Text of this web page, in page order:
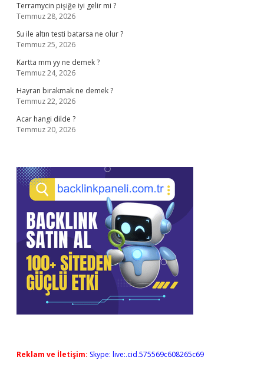
Terramycin pişiğe iyi gelir mi ?
Temmuz 28, 2026
Su ile altın testi batarsa ne olur ?
Temmuz 25, 2026
Kartta mm yy ne demek ?
Temmuz 24, 2026
Hayran bırakmak ne demek ?
Temmuz 22, 2026
Acar hangi dilde ?
Temmuz 20, 2026
Reklam ve İletişim: Skype: live:.cid.575569c608265c69